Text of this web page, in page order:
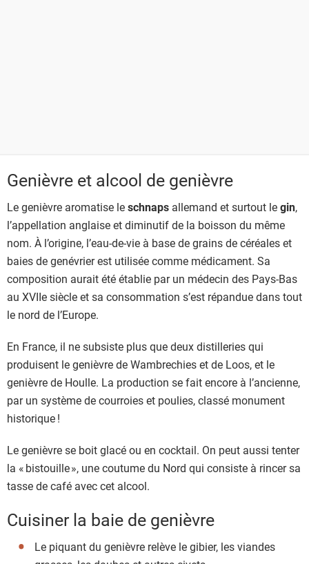
Genièvre et alcool de genièvre
Le genièvre aromatise leschnaps allemand et surtout legin,
l’appellation anglaise et diminutif de la boisson du même
nom. À l’origine, l’eau-de-vie à base de grains de céréales et
baies de genévrier est utilisée comme médicament. Sa
composition aurait été établie par un médecin des Pays-Bas
au XVIIe siècle et sa consommation s’est répandue dans tout
le nord de l’Europe.
En France, il ne subsiste plus que deux distilleries qui
produisent le genièvre de Wambrechies et de Loos, et le
genièvre de Houlle. La production se fait encore à l’ancienne,
par un système de courroies et poulies, classé monument
historique !
Le genièvre se boit glacé ou en cocktail. On peut aussi tenter
la « bistouille », une coutume du Nord qui consiste à rincer sa
tasse de café avec cet alcool.
Cuisiner la baie de genièvre
Le piquant du genièvre relève le gibier, les viandes